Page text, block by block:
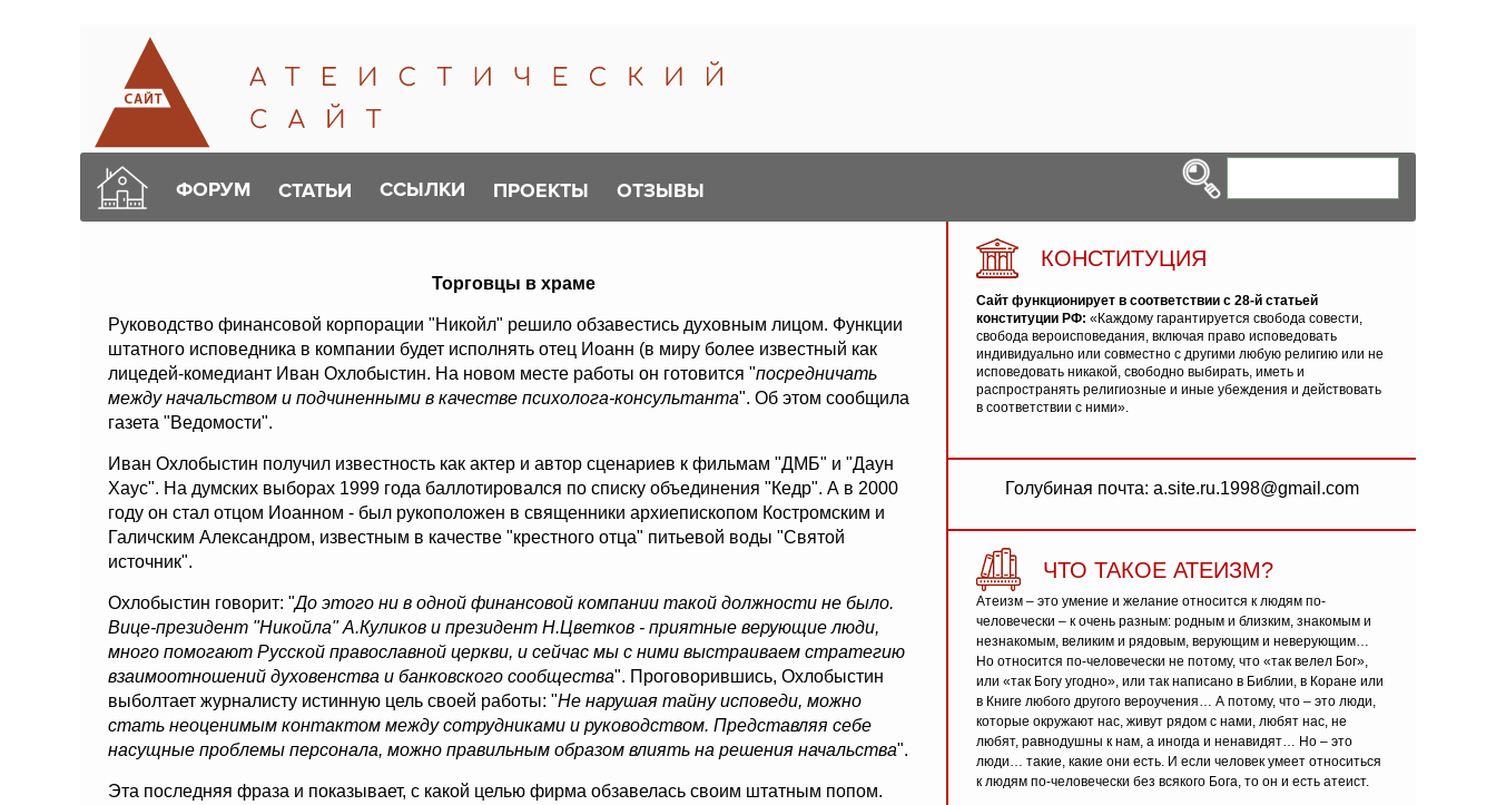
ФОРУМ СТАТЬИ ССЫЛКИ ПРОЕКТЫ ОТЗЫВЫ
Торговцы в храме
Руководство финансовой корпорации "Никойл" решило обзавестись духовным лицом. Функции
штатного исповедника в компании будет исполнять отец Иоанн (в миру более известный как
лицедей-комедиант Иван Охлобыстин. На новом месте работы он готовится "посредничать
между начальством и подчиненными в качестве психолога-консультанта". Об этом сообщила
газета "Ведомости".
Иван Охлобыстин получил известность как актер и автор сценариев к фильмам "ДМБ" и "Даун
Хаус". На думских выборах 1999 года баллотировался по списку объединения "Кедр". А в 2000
году он стал отцом Иоанном - был рукоположен в священники архиепископом Костромским и
Галичским Александром, известным в качестве "крестного отца" питьевой воды "Святой
источник".
Охлобыстин говорит: "До этого ни в одной финансовой компании такой должности не было.
Вице-президент "Никойла" А.Куликов и президент Н.Цветков - приятные верующие люди,
много помогают Русской православной церкви, и сейчас мы с ними выстраиваем стратегию
взаимоотношений духовенства и банковского сообщества". Проговорившись, Охлобыстин
выболтает журналисту истинную цель своей работы: "Не нарушая тайну исповеди, можно
стать неоценимым контактом между сотрудниками и руководством. Представляя себе
насущные проблемы персонала, можно правильным образом влиять на решения начальства".
Эта последняя фраза и показывает, с какой целью фирма обзавелась своим штатным попом.
КОНСТИТУЦИЯ
Сайт функционирует в соответствии с 28-й статьей
конституции РФ: «Каждому гарантируется свобода совести,
свобода вероисповедания, включая право исповедовать
индивидуально или совместно с другими любую религию или не
исповедовать никакой, свободно выбирать, иметь и
распространять религиозные и иные убеждения и действовать
в соответствии с ними».
Голубиная почта: a.site.ru.1998@gmail.com
ЧТО ТАКОЕ АТЕИЗМ?
Атеизм – это умение и желание относится к людям по-
человечески – к очень разным: родным и близким, знакомым и
незнакомым, великим и рядовым, верующим и неверующим…
Но относится по-человечески не потому, что «так велел Бог»,
или «так Богу угодно», или так написано в Библии, в Коране или
в Книге любого другого вероучения… А потому, что – это люди,
которые окружают нас, живут рядом с нами, любят нас, не
любят, равнодушны к нам, а иногда и ненавидят… Но – это
люди… такие, какие они есть. И если человек умеет относиться
к людям по-человечески без всякого Бога, то он и есть атеист.